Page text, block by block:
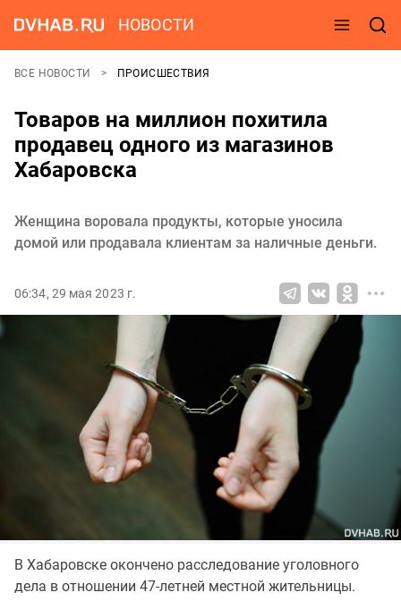
НОВОСТИ
ВСЕ НОВОСТИ ПРОИСШЕСТВИЯ
Товаров на миллион похитила
продавец одного из магазинов
Хабаровска
Женщина воровала продукты, которые уносила
домой или продавала клиентам за наличные деньги.
06:34, 29 мая 2023 г.
В Хабаровске окончено расследование уголовного
дела в отношении 47-летней местной жительницы.